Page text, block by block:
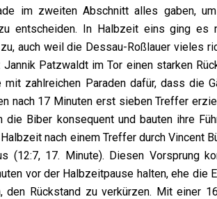
im zweiten Abschnitt alles gaben,
entscheiden. In Halbzeit eins ging es
auch weil die Dessau-Roßlauer vieles
Jannik Patzwaldt im Tor einen starken
mit zahlreichen Paraden dafür, dass die
nach 17 Minuten erst sieben Treffer
die Biber konsequent und bauten ihre
nach einem Treffer durch Vincent
(12:7, 17. Minute). Diesen Vorsprung
vor der Halbzeitpause halten, ehe die
den Rückstand zu verkürzen. Mit einer